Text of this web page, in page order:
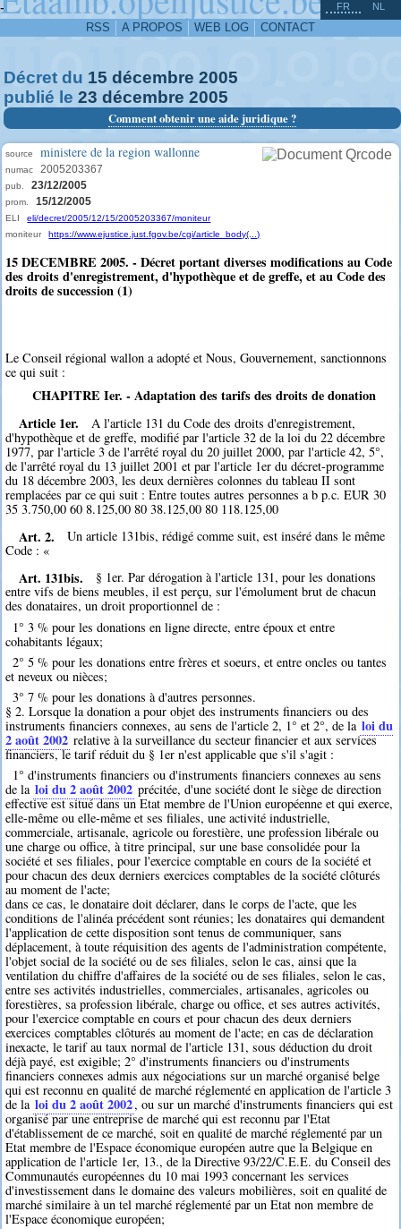
-
RSS A PROPOS WEB LOG CONTACT
FR NL
Décret du 15 décembre 2005
publié le 23 décembre 2005
Comment obtenir une aide juridique ?
source ministere de la region wallonne
numac 2005203367
pub. 23/12/2005
prom. 15/12/2005
ELI
eli/decret/2005/12/15/2005203367/moniteur
moniteur
https://www.ejustice.just.fgov.be/cgi/article_body(...)
15 DECEMBRE 2005. - Décret portant diverses modifications au Code
des droits d'enregistrement, d'hypothèque et de greffe, et au Code des
droits de succession (1)
Le Conseil régional wallon a adopté et Nous, Gouvernement, sanctionnons
ce qui suit :
CHAPITRE Ier. - Adaptation des tarifs des droits de donation
Article 1er.
A l'article 131 du Code des droits d'enregistrement,
d'hypothèque et de greffe, modifié par l'article 32 de la loi du 22 décembre
1977, par l'article 3 de l'arrêté royal du 20 juillet 2000, par l'article 42, 5°,
de l'arrêté royal du 13 juillet 2001 et par l'article 1er du décret-programme
du 18 décembre 2003, les deux dernières colonnes du tableau II sont
remplacées par ce qui suit : Entre toutes autres personnes a b p.c. EUR 30
35 3.750,00 60 8.125,00 80 38.125,00 80 118.125,00
Art. 2.
Un article 131bis, rédigé comme suit, est inséré dans le même
Code : «
Art. 131bis.
§ 1er. Par dérogation à l'article 131, pour les donations
entre vifs de biens meubles, il est perçu, sur l'émolument brut de chacun
des donataires, un droit proportionnel de :
1° 3 % pour les donations en ligne directe, entre époux et entre
cohabitants légaux;
2° 5 % pour les donations entre frères et soeurs, et entre oncles ou tantes
et neveux ou nièces;
3° 7 % pour les donations à d'autres personnes.
§ 2. Lorsque la donation a pour objet des instruments financiers ou des
instruments financiers connexes, au sens de l'article 2, 1° et 2°, de la loi du
2 août 2002 relative à la surveillance du secteur financier et aux services
financiers, le tarif réduit du § 1er n'est applicable que s'il s'agit :
1° d'instruments financiers ou d'instruments financiers connexes au sens
de la loi du 2 août 2002 précitée, d'une société dont le siège de direction
effective est situé dans un Etat membre de l'Union européenne et qui exerce,
elle-même ou elle-même et ses filiales, une activité industrielle,
commerciale, artisanale, agricole ou forestière, une profession libérale ou
une charge ou office, à titre principal, sur une base consolidée pour la
société et ses filiales, pour l'exercice comptable en cours de la société et
pour chacun des deux derniers exercices comptables de la société clôturés
au moment de l'acte;
dans ce cas, le donataire doit déclarer, dans le corps de l'acte, que les
conditions de l'alinéa précédent sont réunies; les donataires qui demandent
l'application de cette disposition sont tenus de communiquer, sans
déplacement, à toute réquisition des agents de l'administration compétente,
l'objet social de la société ou de ses filiales, selon le cas, ainsi que la
ventilation du chiffre d'affaires de la société ou de ses filiales, selon le cas,
entre ses activités industrielles, commerciales, artisanales, agricoles ou
forestières, sa profession libérale, charge ou office, et ses autres activités,
pour l'exercice comptable en cours et pour chacun des deux derniers
exercices comptables clôturés au moment de l'acte; en cas de déclaration
inexacte, le tarif au taux normal de l'article 131, sous déduction du droit
déjà payé, est exigible; 2° d'instruments financiers ou d'instruments
financiers connexes admis aux négociations sur un marché organisé belge
qui est reconnu en qualité de marché réglementé en application de l'article 3
de la loi du 2 août 2002, ou sur un marché d'instruments financiers qui est
organisé par une entreprise de marché qui est reconnu par l'Etat
d'établissement de ce marché, soit en qualité de marché réglementé par un
Etat membre de l'Espace économique européen autre que la Belgique en
application de l'article 1er, 13., de la Directive 93/22/C.E.E. du Conseil des
Communautés européennes du 10 mai 1993 concernant les services
d'investissement dans le domaine des valeurs mobilières, soit en qualité de
marché similaire à un tel marché réglementé par un Etat non membre de
l'Espace économique européen;
^